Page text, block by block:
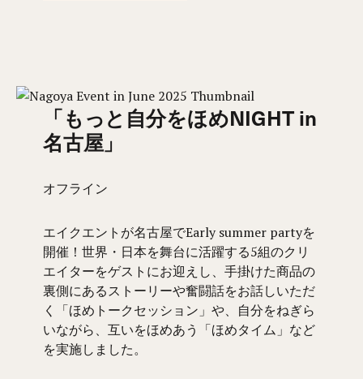
「もっと自分をほめNIGHT in
名古屋」
オフライン
エイクエントが名古屋でEarly summer partyを
開催！世界・日本を舞台に活躍する5組のクリ
エイターをゲストにお迎えし、手掛けた商品の
裏側にあるストーリーや奮闘話をお話しいただ
く「ほめトークセッション」や、自分をねぎら
いながら、互いをほめあう「ほめタイム」など
を実施しました。